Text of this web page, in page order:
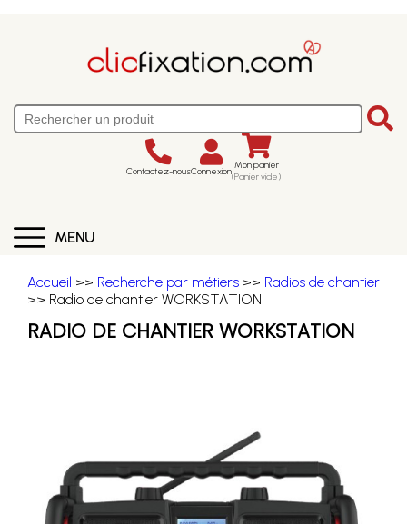
Contactez-nousConnexion Mon panier
(Panier vide)
MENU
Accueil >> Recherche par métiers >> Radios de chantier
>> Radio de chantier WORKSTATION
RADIO DE CHANTIER WORKSTATION